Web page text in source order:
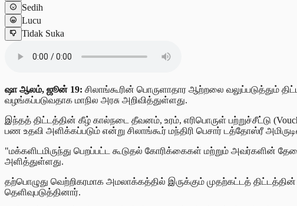
Sedih
Lucu
Tidak Suka
ஷா ஆலம், ஜூன் 19: சிலாங்கூரின் பொருளாதார ஆற்றலை வலுப்படுத்தும்
வழங்கப்படுவதாக மாநில அரசு அறிவித்துள்ளது.
இந்தத் திட்டத்தின் கீழ் கால்நடை தீவனம், உரம், எரிபொருள் பற்றுச்சீட்டு
பண உதவி அளிக்கப்படும் என்று சிலாங்கூர் மந்திரி பெசார் டத்தோஸ்ரீ
"மக்களிடமிருந்து பெறப்பட்ட கூடுதல் கோரிக்கைகள் மற்றும் அவர்களின்
அளித்துள்ளது.
தற்பொழுது வெற்றிகரமாக அமலாக்கத்தில் இருக்கும் முதற்கட்டத்
தெளிவுபடுத்தினார்.